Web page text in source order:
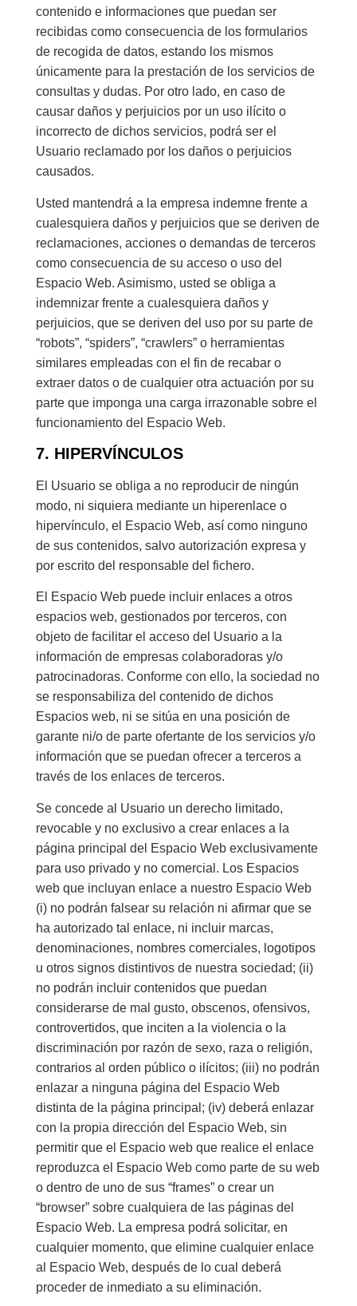
contenido e informaciones que puedan ser
recibidas como consecuencia de los formularios
de recogida de datos, estando los mismos
únicamente para la prestación de los servicios de
consultas y dudas. Por otro lado, en caso de
causar daños y perjuicios por un uso ilícito o
incorrecto de dichos servicios, podrá ser el
Usuario reclamado por los daños o perjuicios
causados.
Usted mantendrá a la empresa indemne frente a
cualesquiera daños y perjuicios que se deriven de
reclamaciones, acciones o demandas de terceros
como consecuencia de su acceso o uso del
Espacio Web. Asimismo, usted se obliga a
indemnizar frente a cualesquiera daños y
perjuicios, que se deriven del uso por su parte de
“robots”, “spiders”, “crawlers” o herramientas
similares empleadas con el fin de recabar o
extraer datos o de cualquier otra actuación por su
parte que imponga una carga irrazonable sobre el
funcionamiento del Espacio Web.
7. HIPERVÍNCULOS
El Usuario se obliga a no reproducir de ningún
modo, ni siquiera mediante un hiperenlace o
hipervínculo, el Espacio Web, así como ninguno
de sus contenidos, salvo autorización expresa y
por escrito del responsable del fichero.
El Espacio Web puede incluir enlaces a otros
espacios web, gestionados por terceros, con
objeto de facilitar el acceso del Usuario a la
información de empresas colaboradoras y/o
patrocinadoras. Conforme con ello, la sociedad no
se responsabiliza del contenido de dichos
Espacios web, ni se sitúa en una posición de
garante ni/o de parte ofertante de los servicios y/o
información que se puedan ofrecer a terceros a
través de los enlaces de terceros.
Se concede al Usuario un derecho limitado,
revocable y no exclusivo a crear enlaces a la
página principal del Espacio Web exclusivamente
para uso privado y no comercial. Los Espacios
web que incluyan enlace a nuestro Espacio Web
(i) no podrán falsear su relación ni afirmar que se
ha autorizado tal enlace, ni incluir marcas,
denominaciones, nombres comerciales, logotipos
u otros signos distintivos de nuestra sociedad; (ii)
no podrán incluir contenidos que puedan
considerarse de mal gusto, obscenos, ofensivos,
controvertidos, que inciten a la violencia o la
discriminación por razón de sexo, raza o religión,
contrarios al orden público o ilícitos; (iii) no podrán
enlazar a ninguna página del Espacio Web
distinta de la página principal; (iv) deberá enlazar
con la propia dirección del Espacio Web, sin
permitir que el Espacio web que realice el enlace
reproduzca el Espacio Web como parte de su web
o dentro de uno de sus “frames” o crear un
“browser” sobre cualquiera de las páginas del
Espacio Web. La empresa podrá solicitar, en
cualquier momento, que elimine cualquier enlace
al Espacio Web, después de lo cual deberá
proceder de inmediato a su eliminación.